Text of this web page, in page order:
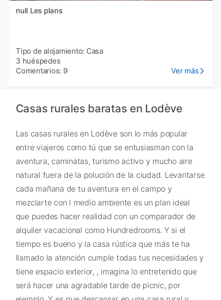
null Les plans
Tipo de alojamiento: Casa
3 huéspedes
Comentarios: 9
Ver más
Casas rurales baratas en Lodève
Las casas rurales en Lodève son lo más popular
entre viajeros como tú que se entusiasman con la
aventura, caminatas, turismo activo y mucho aire
natural fuera de la polución de la ciudad. Levantarse
cada mañana de tu aventura en el campo y
mezclarte con l medio ambiente es un plan ideal
que puedes hacer realidad con un comparador de
alquiler vacacional como Hundredrooms. Y si el
tiempo es bueno y la casa rústica que más te ha
llamado la atención cumple todas tus necesidades y
tiene espacio exterior, , imagina lo entretenido que
será hacer una agradable tarde de picnic, por